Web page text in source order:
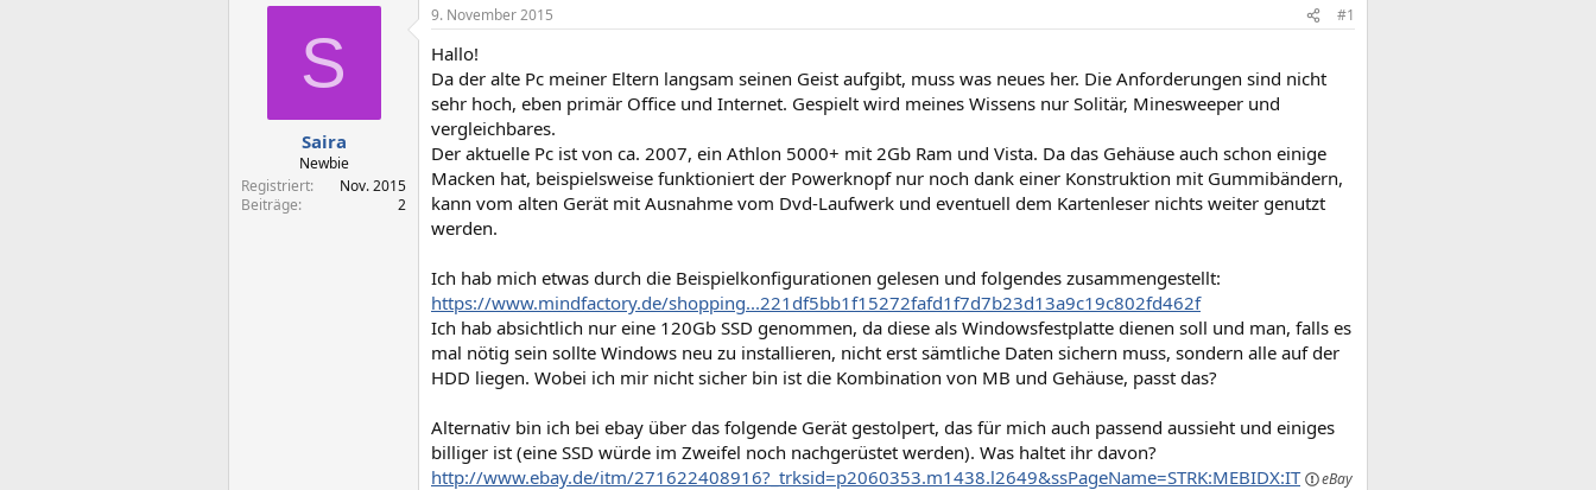
s
e
l
t
a
m
S
Saira
Newbie
Registriert
Nov. 2015
Beiträge
2
9. November 2015 #1
Hallo!
Da der alte Pc meiner Eltern langsam seinen Geist aufgibt, muss was neues her. Die Anforderungen sind nicht
sehr hoch, eben primär Office und Internet. Gespielt wird meines Wissens nur Solitär, Minesweeper und
vergleichbares.
Der aktuelle Pc ist von ca. 2007, ein Athlon 5000+ mit 2Gb Ram und Vista. Da das Gehäuse auch schon einige
Macken hat, beispielsweise funktioniert der Powerknopf nur noch dank einer Konstruktion mit Gummibändern,
kann vom alten Gerät mit Ausnahme vom Dvd-Laufwerk und eventuell dem Kartenleser nichts weiter genutzt
werden.
Ich hab mich etwas durch die Beispielkonfigurationen gelesen und folgendes zusammengestellt:
https://www.mindfactory.de/shopping...221df5bb1f15272fafd1f7d7b23d13a9c19c802fd462f
Ich hab absichtlich nur eine 120Gb SSD genommen, da diese als Windowsfestplatte dienen soll und man, falls es
mal nötig sein sollte Windows neu zu installieren, nicht erst sämtliche Daten sichern muss, sondern alle auf der
HDD liegen. Wobei ich mir nicht sicher bin ist die Kombination von MB und Gehäuse, passt das?
Alternativ bin ich bei ebay über das folgende Gerät gestolpert, das für mich auch passend aussieht und einiges
billiger ist (eine SSD würde im Zweifel noch nachgerüstet werden). Was haltet ihr davon?
http://www.ebay.de/itm/271622408916?_trksid=p2060353.m1438.l2649&ssPageName=STRK:MEBIDX:IT